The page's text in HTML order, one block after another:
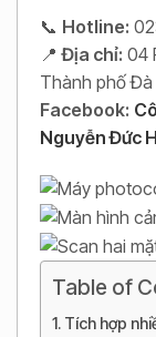
📞 Hotline:
📍Địa chỉ: 04
Thành phố Đà
Facebook:
Nguyễn Đức
Table of
Tích hợp